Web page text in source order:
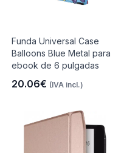
Funda Universal Case
Balloons Blue Metal para
ebook de 6 pulgadas
20.06€ (IVA incl.)